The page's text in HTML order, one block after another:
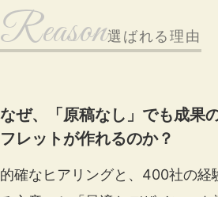
Reason選ばれる理由
なぜ、「原稿なし」でも成果
フレットが作れるのか？
的確なヒアリングと、400社の経